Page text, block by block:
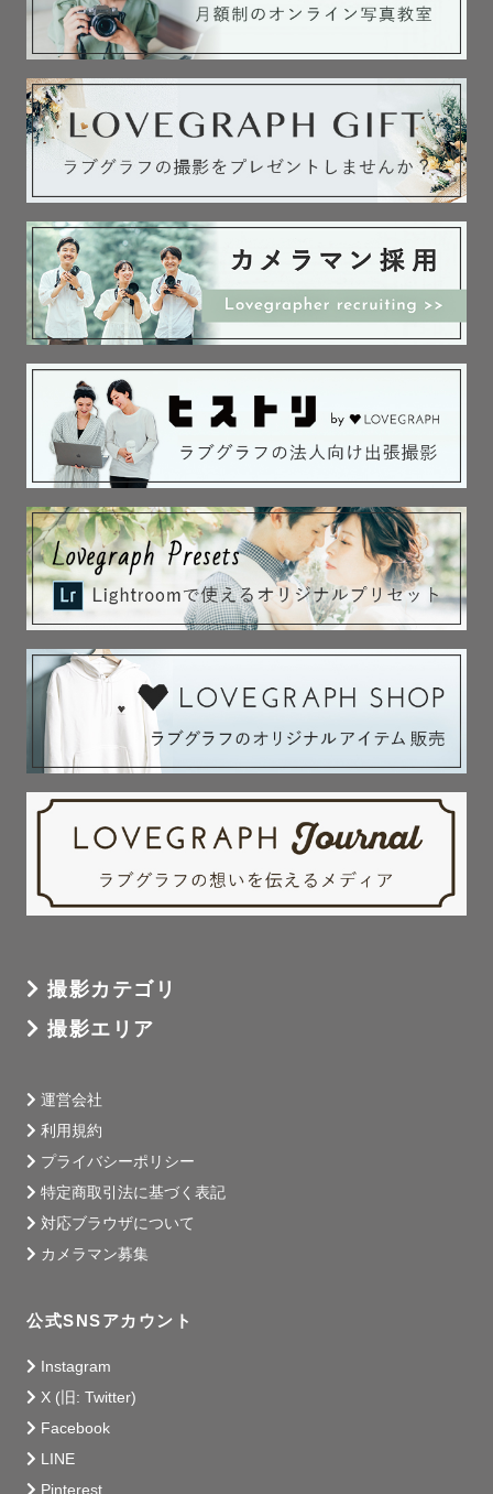
お気軽によーちゃんと呼んでいただけると嬉しいです♥
【写真への想い】⋰⋱⋰⋱⋰✈︎
皆さんはお友達やパートナー、家族と集まって写真を見返
すことありませんか？？
「あの時どうだったけー？この時はこうだったね〜！」
…なんて語りながら写真を見る時間が私は大好きです✨
その時の様子がバーーっと蘇るような一枚。写真を見た瞬
間に、その日の空気や声、感情まで思い出せる。そんなお
写真を残すお手伝いがしたいと心を込めてシャッターを切
っています。
【撮影まで】⋰⋱⋰⋱⋰✈︎
写真撮るぞ！と決めたものの正直写真が苦手な方もいらっ
しゃるのではないでしょうか？
そんな方も含め出来るだけ当日リラックスして来て頂ける
よう事前のヒアリングを丁寧に行っております。
「持ち物っているの？」
「どんな写真になる？」
「どんな服装で行けば良い？」等々
何でもお伝えします！内容お伺いしながらこちらからもた
くさんご提案させて頂きます✎𓂃
ご一緒に撮影までたくさん楽しいイメージを膨らませて当
日を迎えましょう✨
をお任せください♪
(絶賛三児の子育て中です✊🏻)
お話ししながら皆さんにはリラックスして撮影に参加頂け
るよう努めております📷
【活動エリア】⋰⋱⋰⋱⋰✈︎
神奈川中心
最後に…
【私について】⋰⋱⋰⋱⋰✈︎
10年以上勤めていた金融機関を辞め、フリーランスカメラ
マンとして活動しております📷
撮影カテゴリ
撮影エリア
運営会社
利用規約
プライバシーポリシー
特定商取引法に基づく表記
対応ブラウザについて
カメラマン募集
公式SNSアカウント
Instagram
X (旧: Twitter)
Facebook
LINE
Pinterest